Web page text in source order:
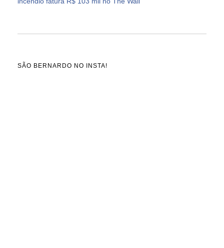
SÃO BERNARDO NO INSTA!